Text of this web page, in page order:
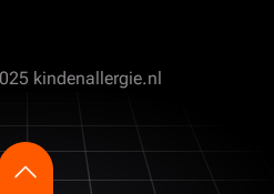
kindenallergie.nl